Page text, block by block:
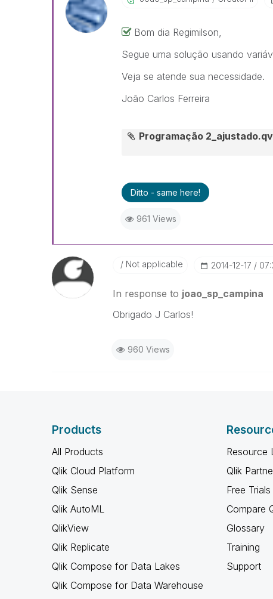
Bom dia Regimilson,
Segue uma solução usando
Veja se atende sua necessidade.
João Carlos Ferreira
Programação
Ditto - same here!
961 Views
Not applicable ‎2014-12-17
In response to joao_sp_campina
Obrigado J Carlos!
960 Views
Products
All Products
Qlik Cloud Platform
Qlik Sense
Qlik AutoML
QlikView
Qlik Replicate
Qlik Compose for Data Lakes
Qlik Compose for Data Warehouse
Resource
Qlik
Free Trials
Compare
Glossary
Training
Support